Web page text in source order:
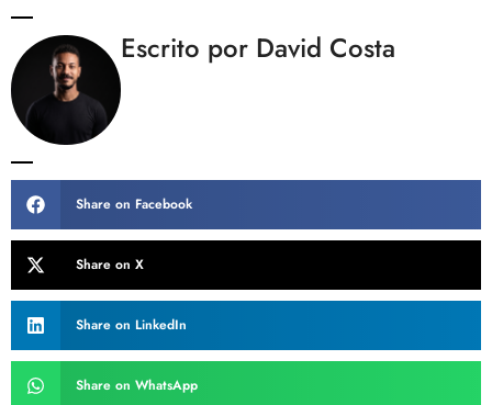
Escrito por David Costa
Share on Facebook
Share on X
Share on LinkedIn
Share on WhatsApp